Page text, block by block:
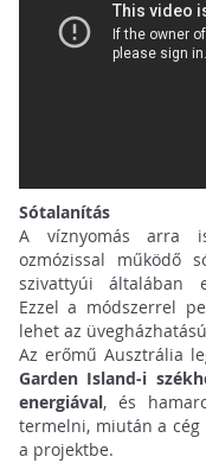
Sótalanítás
A víznyomás arra
ozmózissal működő
szivattyúi általában
Ezzel a módszerrel
lehet az
Az erőmű Ausztrália
Garden Island-i
energiával, és
termelni, miután a
a projektbe.